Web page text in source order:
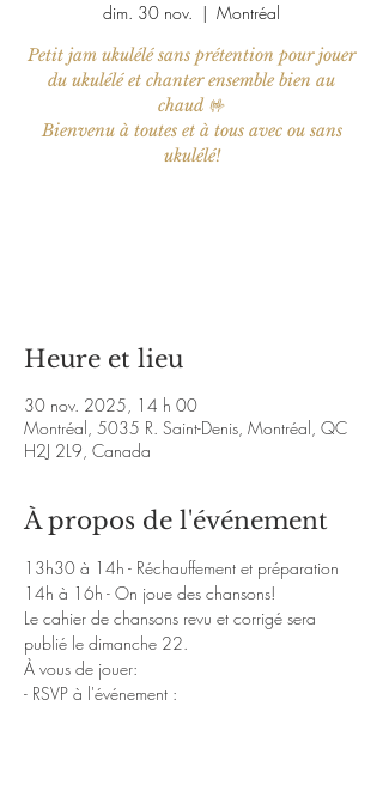
dim. 30 nov.
  |
Montréal
Petit jam ukulélé sans prétention pour jouer
du ukulélé et chanter ensemble bien au
chaud 🤟
Bienvenu à toutes et à tous avec ou sans
ukulélé!
Heure et lieu
30 nov. 2025, 14 h 00
Montréal, 5035 R. Saint-Denis, Montréal, QC
H2J 2L9, Canada
À propos de l'événement
13h30 à 14h - Réchauffement et préparation
14h à 16h - On joue des chansons!
Le cahier de chansons revu et corrigé sera
publié le dimanche 22.
À vous de jouer:
- RSVP à l'événement :